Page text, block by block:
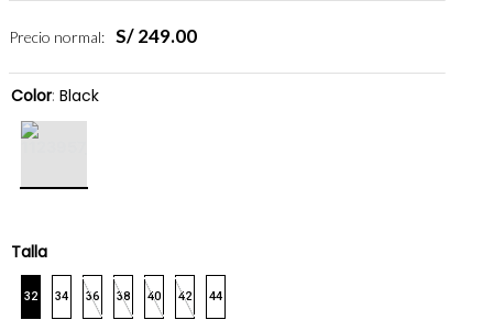
Precio normal: S/249.00
Color: Black
Talla
32 34 36 38 40 42 44